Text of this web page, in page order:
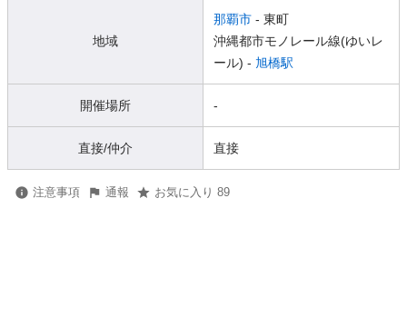
地域
那覇市 - 東町
沖縄都市モノレール線(ゆいレ
ール) - 旭橋駅
開催場所 -
直接/仲介 直接
注意事項 通報 お気に入り 89